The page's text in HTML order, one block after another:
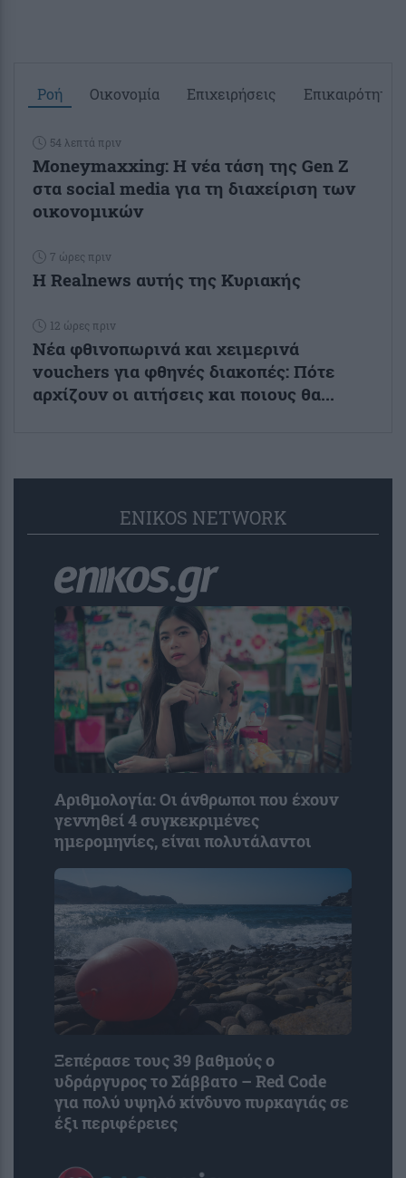
Ροή Οικονομία Επιχειρήσεις Επικαιρότητα
54 λεπτά πριν
Moneymaxxing: Η νέα τάση της Gen Z
στα social media για τη διαχείριση των
οικονομικών
7 ώρες πριν
Η Realnews αυτής της Κυριακής
12 ώρες πριν
Νέα φθινοπωρινά και χειμερινά
vouchers για φθηνές διακοπές: Πότε
αρχίζουν οι αιτήσεις και ποιους θα...
ENIKOS NETWORK
Αριθμολογία: Οι άνθρωποι που έχουν
γεννηθεί 4 συγκεκριμένες
ημερομηνίες, είναι πολυτάλαντοι
Ξεπέρασε τους 39 βαθμούς ο
υδράργυρος το Σάββατο – Red Code
για πολύ υψηλό κίνδυνο πυρκαγιάς σε
έξι περιφέρειες